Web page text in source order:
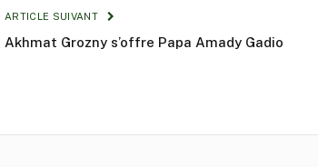
ARTICLE SUIVANT
Akhmat Grozny s’offre Papa Amady Gadio